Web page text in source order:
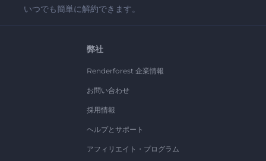
いつでも簡単に解約できます。
弊社
Renderforest 企業情報
お問い合わせ
採用情報
ヘルプとサポート
アフィリエイト・プログラム